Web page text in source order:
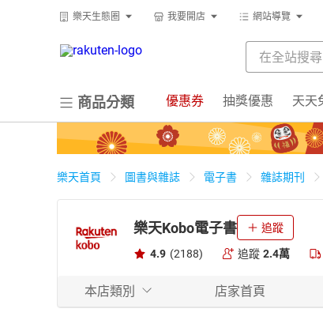
樂天生態圈 我要開店 網站導覽
商品分類 優惠券 抽獎優惠 天天
樂天首頁 圖書與雜誌 電子書 雜誌期刊
樂天Kobo電子書 追蹤
4.9 (2188) 追蹤 2.4萬
本店類別 店家首頁